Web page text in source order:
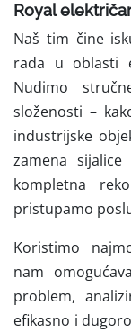
Royal
Naš tim čine
rada u oblasti
Nudimo
složenosti –
industrijske
zamena
kompletna
pristupamo
Koristimo
nam
problem,
efikasno i